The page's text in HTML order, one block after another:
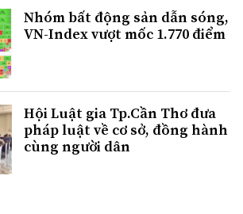
Nhóm bất động sản dẫn sóng,
VN-Index vượt mốc 1.770 điểm
Hội Luật gia Tp.Cần Thơ đưa
pháp luật về cơ sở, đồng hành
cùng người dân